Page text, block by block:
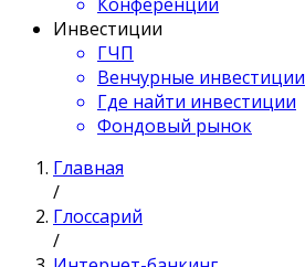
Инвестиции
ГЧП
Венчурные инвестиции
Где найти инвестиции
Фондовый рынок
Главная
/
Глоссарий
/